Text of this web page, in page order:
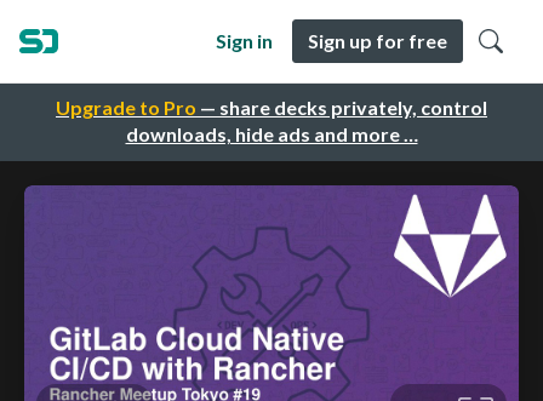
Upgrade to Pro — share decks privately, control
downloads, hide ads and more …
Sign in Sign up for free